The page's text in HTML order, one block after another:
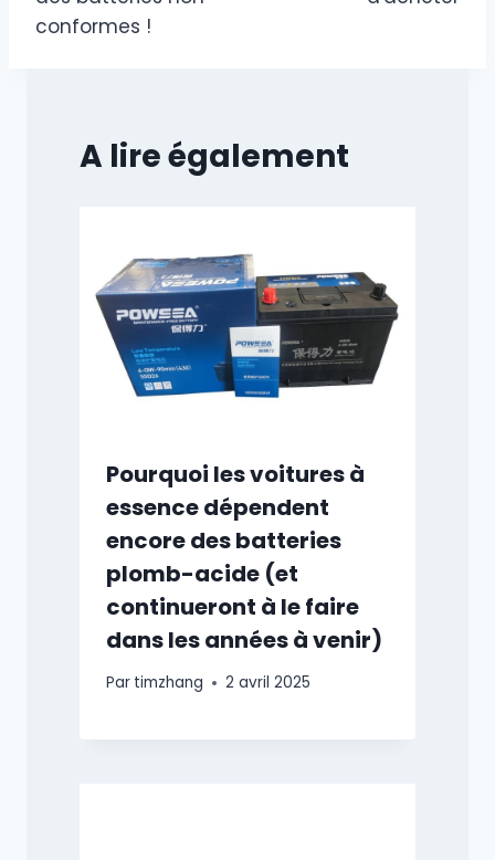
conformes !
A lire également
Pourquoi les voitures à
essence dépendent
encore des batteries
plomb-acide (et
continueront à le faire
dans les années à venir)
Par timzhang 2 avril 2025